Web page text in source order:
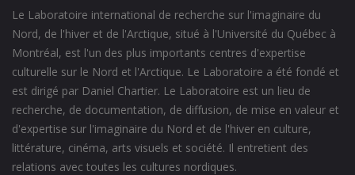
Le Laboratoire international de recherche sur l'imaginaire du
Nord, de l'hiver et de l'Arctique, situé à l'Université du Québec à
Montréal, est l'un des plus importants centres d'expertise
culturelle sur le Nord et l'Arctique. Le Laboratoire a été fondé et
est dirigé par Daniel Chartier. Le Laboratoire est un lieu de
recherche, de documentation, de diffusion, de mise en valeur et
d'expertise sur l'imaginaire du Nord et de l'hiver en culture,
littérature, cinéma, arts visuels et société. Il entretient des
relations avec toutes les cultures nordiques.